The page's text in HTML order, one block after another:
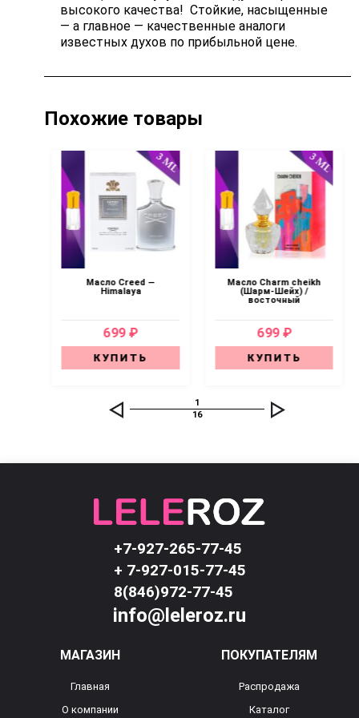
высокого качества! Стойкие, насыщенные
— а главное — качественные аналоги
известных духов по прибыльной цене.
Похожие товары
Масло Creed —
Himalaya
699 ₽
КУПИТЬ
Масло Charm cheikh
(Шарм-Шейх) /
восточный
699 ₽
КУПИТЬ
1
16
+7-927-265-77-45
+ 7-927-015-77-45
8(846)972-77-45
info@leleroz.ru
МАГАЗИН
Главная
О компании
ПОКУПАТЕЛЯМ
Распродажа
Каталог